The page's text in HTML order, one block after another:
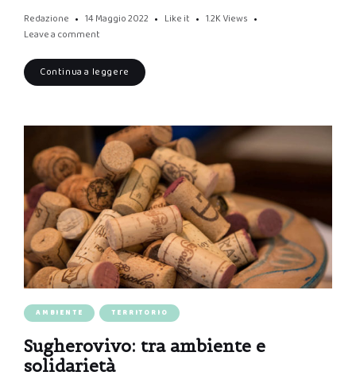
Redazione 14 Maggio 2022 Like it 1.2K Views
Leave a comment
Continua a leggere
AMBIENTE TERRITORIO
Sugherovivo: tra ambiente e
solidarietà